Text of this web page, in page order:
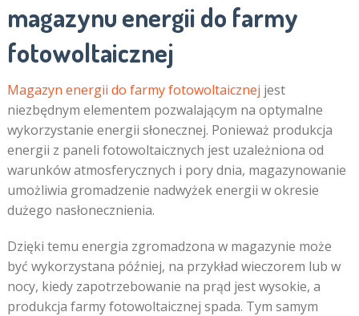
magazynu energii do farmy
fotowoltaicznej
Magazyn energii do farmy fotowoltaicznej jest
niezbędnym elementem pozwalającym na optymalne
wykorzystanie energii słonecznej. Ponieważ produkcja
energii z paneli fotowoltaicznych jest uzależniona od
warunków atmosferycznych i pory dnia, magazynowanie
umożliwia gromadzenie nadwyżek energii w okresie
dużego nasłonecznienia.
Dzięki temu energia zgromadzona w magazynie może
być wykorzystana później, na przykład wieczorem lub w
nocy, kiedy zapotrzebowanie na prąd jest wysokie, a
produkcja farmy fotowoltaicznej spada. Tym samym